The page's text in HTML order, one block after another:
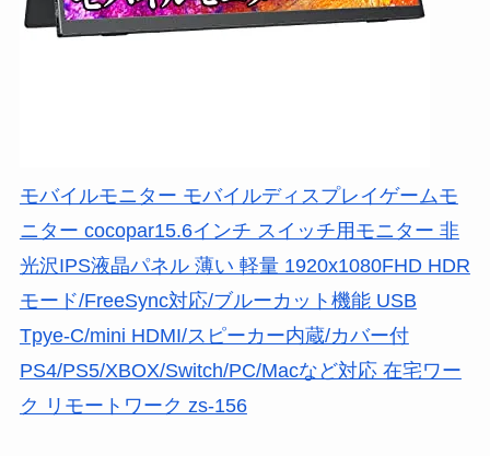
モバイルモニター モバイルディスプレイゲームモ
ニター cocopar15.6インチ スイッチ用モニター 非
光沢IPS液晶パネル 薄い 軽量 1920x1080FHD HDR
モード/FreeSync対応/ブルーカット機能 USB
Tpye-C/mini HDMI/スピーカー内蔵/カバー付
PS4/PS5/XBOX/Switch/PC/Macなど対応 在宅ワー
ク リモートワーク zs-156